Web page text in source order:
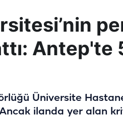
Antep'te
Üniversite
ilanda yer alan